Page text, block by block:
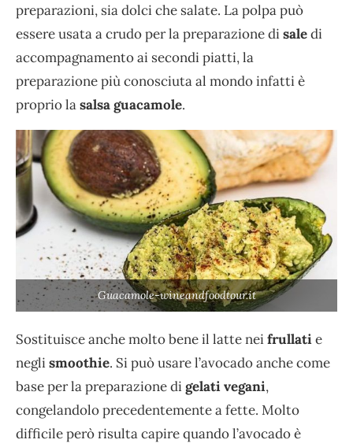
preparazioni, sia dolci che salate. La polpa può
essere usata a crudo per la preparazione disaledi
accompagnamento ai secondi piatti, la
preparazione più conosciuta al mondo infatti è
proprio lasalsa guacamole.
Guacamole-wineandfoodtour.it
Sostituisce anche molto bene il latte neifrullatie
neglismoothie. Si può usare l’avocado anche come
base per la preparazione digelativegani,
congelandolo precedentemente a fette. Molto
difficile però risulta capire quando l’avocado è